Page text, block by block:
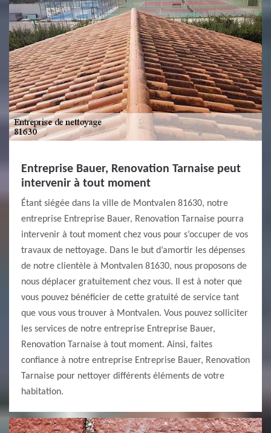
Entreprise Bauer, Renovation Tarnaise peut
intervenir à tout moment
Étant siégée dans la ville de Montvalen 81630, notre
entreprise Entreprise Bauer, Renovation Tarnaise pourra
intervenir à tout moment chez vous pour s’occuper de vos
travaux de nettoyage. Dans le but d’amortir les dépenses
de notre clientèle à Montvalen 81630, nous proposons de
nous déplacer gratuitement chez vous. Il est à noter que
vous pouvez bénéficier de cette gratuité de service tant
que vous vous trouver à Montvalen. Vous pouvez solliciter
les services de notre entreprise Entreprise Bauer,
Renovation Tarnaise à tout moment. Ainsi, faites
confiance à notre entreprise Entreprise Bauer, Renovation
Tarnaise pour nettoyer différents éléments de votre
habitation.